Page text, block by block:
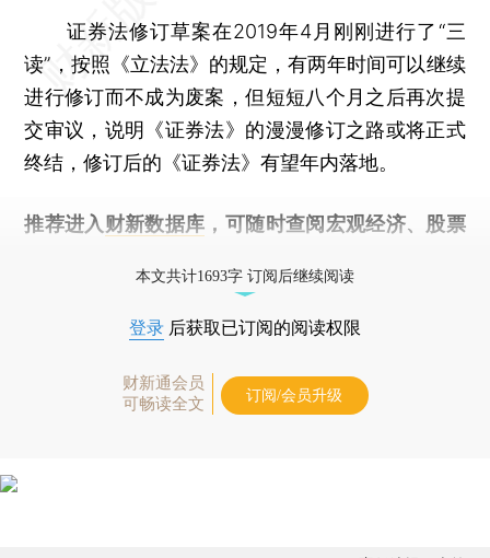
证券法修订草案在2019年4月刚刚进行了“三
读”，按照《立法法》的规定，有两年时间可以继续
进行修订而不成为废案，但短短八个月之后再次提
交审议，说明《证券法》的漫漫修订之路或将正式
终结，修订后的《证券法》有望年内落地。
推荐进入 财新数据库 ，可随时查阅宏观经济、股票
本文共计1693字 订阅后继续阅读
登录 后获取已订阅的阅读权限
财新通会员
可畅读全文
订阅/会员升级